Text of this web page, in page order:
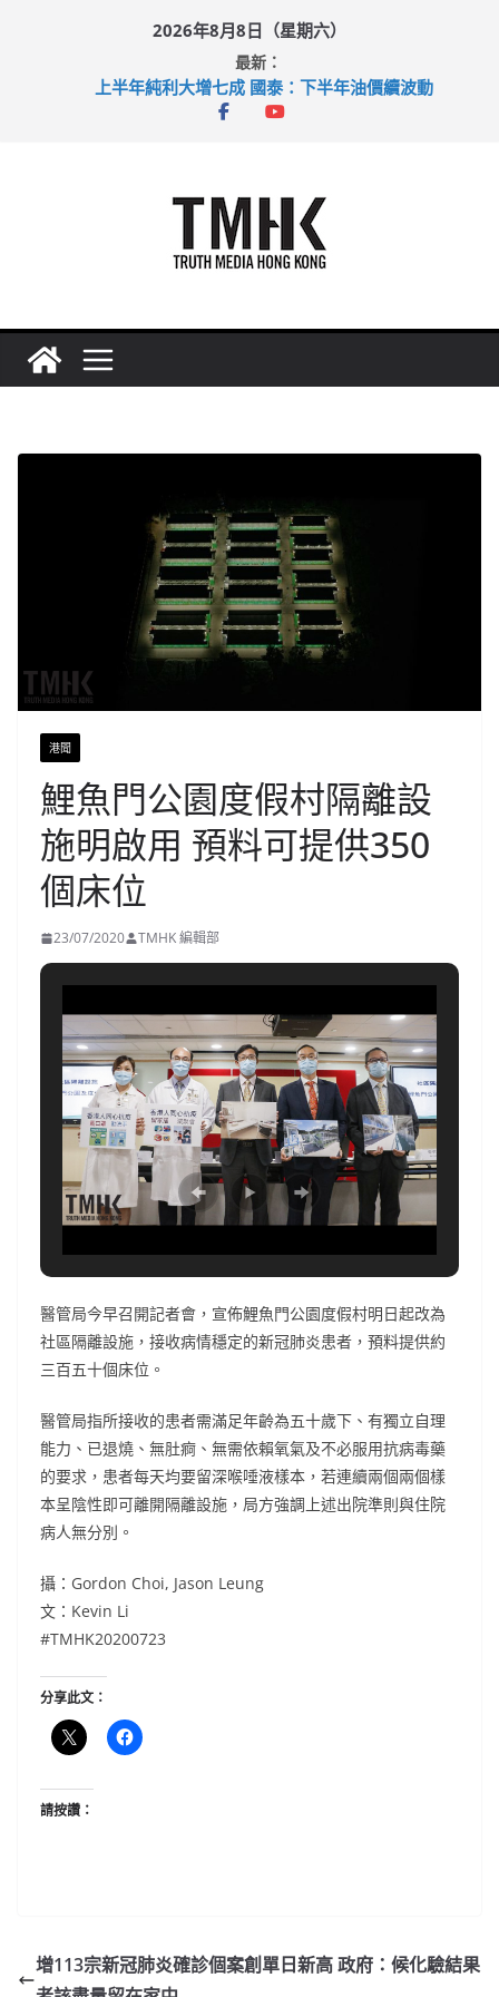
2026年8月8日（星期六）
最新：
上半年純利大增七成 國泰：下半年油價續波動
拜仁熱身賽挫維拉 啟德主場館奪錦標
港聞
鯉魚門公園度假村隔離設
施明啟用 預料可提供350
個床位
23/07/2020 TMHK 編輯部
醫管局今早召開記者會，宣佈鯉魚門公園度假村明日起改為
社區隔離設施，接收病情穩定的新冠肺炎患者，預料提供約
三百五十個床位。
醫管局指所接收的患者需滿足年齡為五十歲下、有獨立自理
能力、已退燒、無肚痾、無需依賴氧氣及不必服用抗病毒藥
的要求，患者每天均要留深喉唾液樣本，若連續兩個兩個樣
本呈陰性即可離開隔離設施，局方強調上述出院準則與住院
病人無分別。
攝：Gordon Choi, Jason Leung
文：Kevin Li
#TMHK20200723
分享此文：
請按讚：
增113宗新冠肺炎確診個案創單日新高 政府：候化驗結果